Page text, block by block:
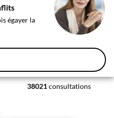
égayer la
38021consultations